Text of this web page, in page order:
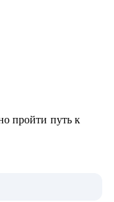
пройти путь к